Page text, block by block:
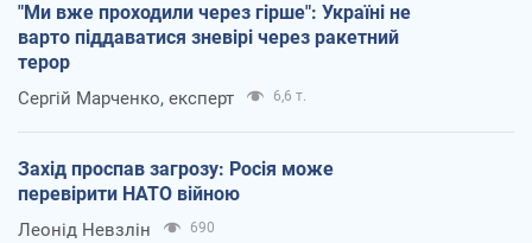
"Ми вже проходили через гірше": Україні не
варто піддаватися зневірі через ракетний
терор
Сергій Марченко, експерт 6,6 т.
Захід проспав загрозу: Росія може
перевірити НАТО війною
Леонід Невзлін 690